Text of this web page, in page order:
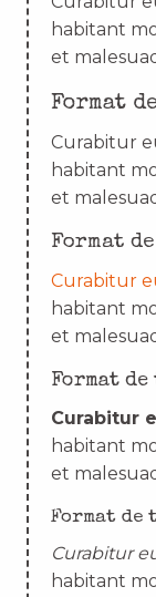
habitant
et
Format
Curabitur
habitant
et
Format
Curabitur
habitant
et
Format
Curabitur
habitant
et
Format
Curabitur
habitant